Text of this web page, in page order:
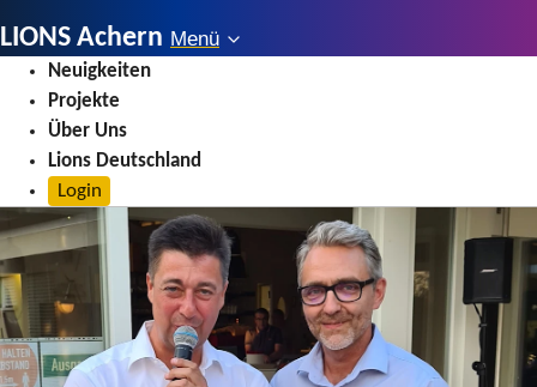
LIONS Achern Menü
MenüNeuigkeiten
Projekte
Über Uns
Lions Deutschland
Login